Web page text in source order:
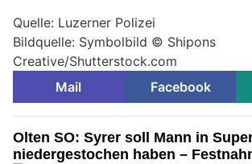
Quelle: Luzerner Polizei
Bildquelle: Symbolbild © Shipons
Creative/Shutterstock.com
Mail
Facebook
Olten SO: Syrer soll Mann in
niedergestochen haben –